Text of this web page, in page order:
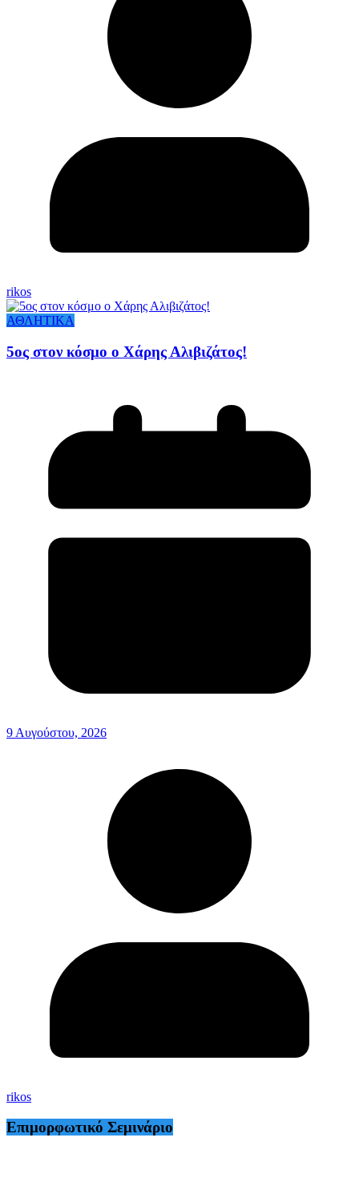
rikos
ΑΘΛΗΤΙΚΑ
5ος στον κόσμο ο Χάρης Αλιβιζάτος!
9 Αυγούστου, 2026
rikos
Επιμορφωτικό Σεμινάριο